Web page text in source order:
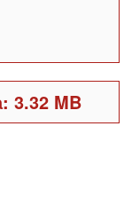
3.32 MB